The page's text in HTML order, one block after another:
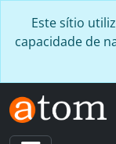
Este sítio
capacidade de